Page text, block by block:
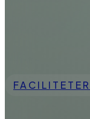
FACILITETER